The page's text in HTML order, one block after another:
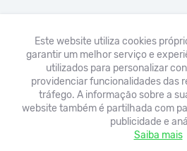
FNE UGT CPLP-SE CSEE-
Avisos legais & Política
Copyright © 2020 Sindicato Democrático
Este website utiliza cookies
garantir um melhor serviço e
utilizados para personalizar
providenciar funcionalidades das
tráfego. A informação sobre a
website também é partilhada com
publicidade e
Saiba mais